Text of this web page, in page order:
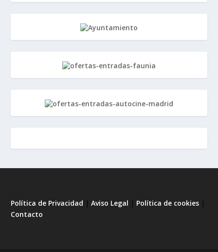
Política de Privacidad |Aviso Legal | Política de cookies |
Contacto